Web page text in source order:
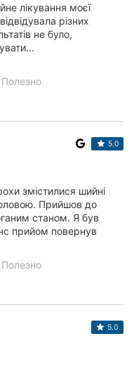
лікування моєї
різних
не було,
після другого пр...
Полезно
5.0
змістилися шийні
Прийшов до
станом. Я був
прийом повернув
Полезно
5.0